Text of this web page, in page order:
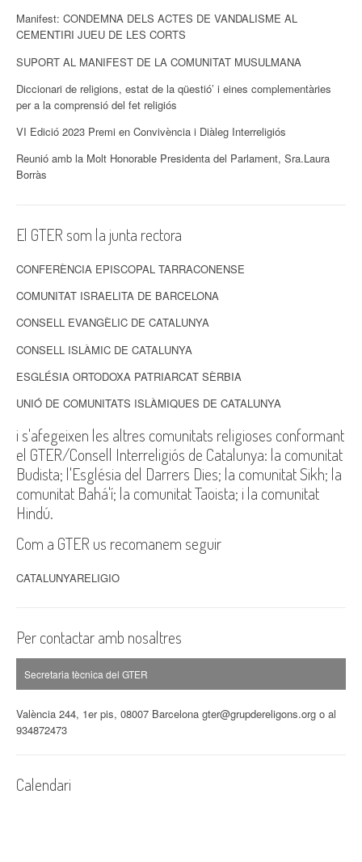
Manifest: CONDEMNA DELS ACTES DE VANDALISME AL
CEMENTIRI JUEU DE LES CORTS
SUPORT AL MANIFEST DE LA COMUNITAT MUSULMANA
Diccionari de religions, estat de la qüestió’ i eines complementàries
per a la comprensió del fet religiós
VI Edició 2023 Premi en Convivència i Diàleg Interreligiós
Reunió amb la Molt Honorable Presidenta del Parlament, Sra.Laura
Borràs
El GTER som la junta rectora
CONFERÈNCIA EPISCOPAL TARRACONENSE
COMUNITAT ISRAELITA DE BARCELONA
CONSELL EVANGÈLIC DE CATALUNYA
CONSELL ISLÀMIC DE CATALUNYA
ESGLÉSIA ORTODOXA PATRIARCAT SÈRBIA
UNIÓ DE COMUNITATS ISLÀMIQUES DE CATALUNYA
i s'afegeixen les altres comunitats religioses conformant
el GTER/Consell Interreligiós de Catalunya: la comunitat
Budista; l'Església del Darrers Dies; la comunitat Sikh; la
comunitat Bahá'í; la comunitat Taoista; i la comunitat
Hindú.
Com a GTER us recomanem seguir
CATALUNYARELIGIO
Per contactar amb nosaltres
Secretaria tècnica del GTER
València 244, 1er pis, 08007 Barcelona gter@grupdereligons.org o al
934872473
Calendari